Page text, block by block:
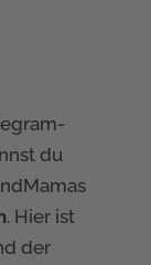
du
. Hier ist
der